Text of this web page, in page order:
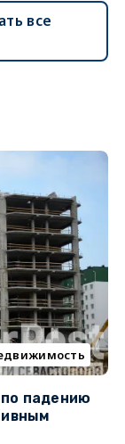
все
падению